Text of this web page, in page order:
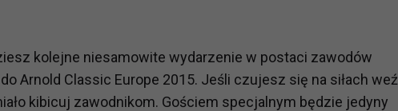
kolejne niesamowite wydarzenie w postaci zawodów
do Arnold Classic Europe 2015. Jeśli czujesz się na siłach weź
kibicuj zawodnikom. Gościem specjalnym będzie jedyny